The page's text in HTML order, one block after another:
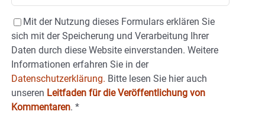
Mit der Nutzung dieses Formulars erklären Sie
sich mit der Speicherung und Verarbeitung Ihrer
Daten durch diese Website einverstanden. Weitere
Informationen erfahren Sie in der
Datenschutzerklärung. Bitte lesen Sie hier auch
unseren Leitfaden für die Veröffentlichung von
Kommentaren. *